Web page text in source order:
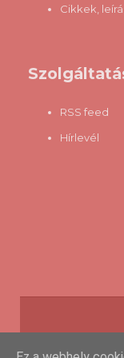
Cikkek,
RSS feed
Hírlevél